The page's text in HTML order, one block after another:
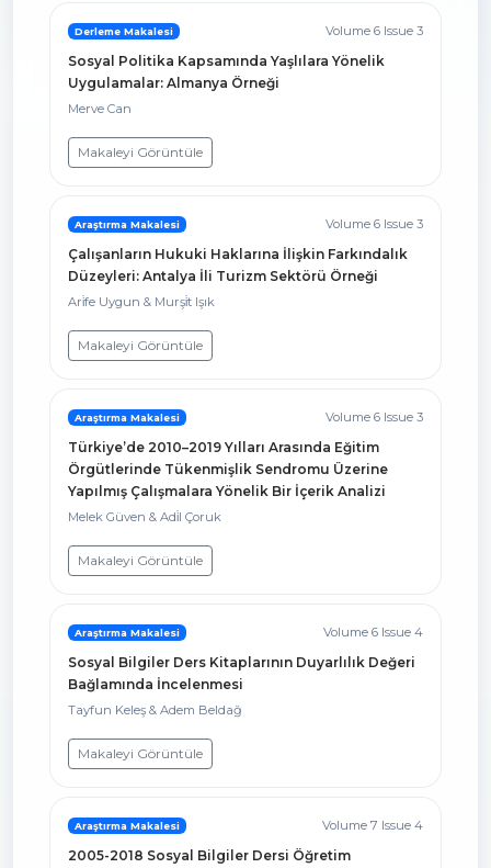
Derleme Makalesi Volume 6 Issue 3
Sosyal Politika Kapsamında Yaşlılara Yönelik
Uygulamalar: Almanya Örneği
Merve Can
Makaleyi Görüntüle
Araştırma Makalesi Volume 6 Issue 3
Çalışanların Hukuki Haklarına İlişkin Farkındalık
Düzeyleri: Antalya İli Turizm Sektörü Örneği
Ari̇fe Uygun & Murşi̇t Işık
Makaleyi Görüntüle
Araştırma Makalesi Volume 6 Issue 3
Türkiye’de 2010–2019 Yılları Arasında Eğitim
Örgütlerinde Tükenmişlik Sendromu Üzerine
Yapılmış Çalışmalara Yönelik Bir İçerik Analizi
Melek Güven & Adi̇l Çoruk
Makaleyi Görüntüle
Araştırma Makalesi Volume 6 Issue 4
Sosyal Bilgiler Ders Kitaplarının Duyarlılık Değeri
Bağlamında İncelenmesi
Tayfun Keleş & Adem Beldağ
Makaleyi Görüntüle
Araştırma Makalesi Volume 7 Issue 4
2005-2018 Sosyal Bilgiler Dersi Öğretim